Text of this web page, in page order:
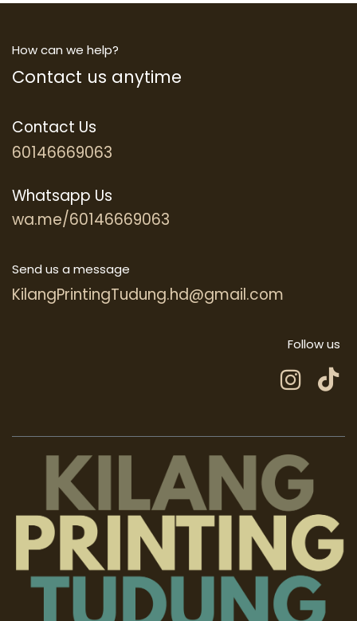
How can we help?
Contact us anytime
Contact Us
60146669063
Whatsapp Us
wa.me/60146669063
Send us a message
KilangPrintingTudung.hd@gmail.com
Follow us